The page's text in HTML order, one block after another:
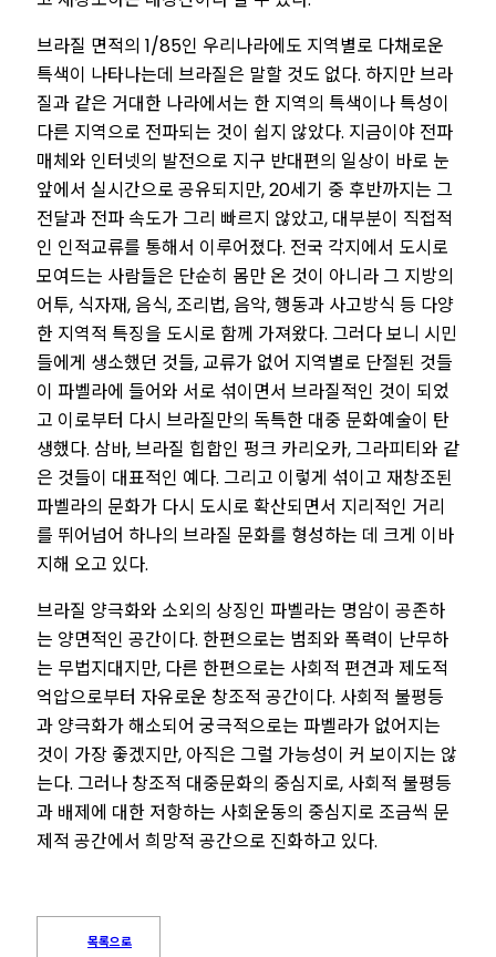
브라질 면적의 1/85인 우리나라에도 지역별로 다채로운
특색이 나타나는데 브라질은 말할 것도 없다. 하지만 브라
질과 같은 거대한 나라에서는 한 지역의 특색이나 특성이
다른 지역으로 전파되는 것이 쉽지 않았다. 지금이야 전파
매체와 인터넷의 발전으로 지구 반대편의 일상이 바로 눈
앞에서 실시간으로 공유되지만, 20세기 중 후반까지는 그
전달과 전파 속도가 그리 빠르지 않았고, 대부분이 직접적
인 인적교류를 통해서 이루어졌다. 전국 각지에서 도시로
모여드는 사람들은 단순히 몸만 온 것이 아니라 그 지방의
어투, 식자재, 음식, 조리법, 음악, 행동과 사고방식 등 다양
한 지역적 특징을 도시로 함께 가져왔다. 그러다 보니 시민
들에게 생소했던 것들, 교류가 없어 지역별로 단절된 것들
이 파벨라에 들어와 서로 섞이면서 브라질적인 것이 되었
고 이로부터 다시 브라질만의 독특한 대중 문화예술이 탄
생했다. 삼바, 브라질 힙합인 펑크 카리오카, 그라피티와 같
은 것들이 대표적인 예다. 그리고 이렇게 섞이고 재창조된
파벨라의 문화가 다시 도시로 확산되면서 지리적인 거리
를 뛰어넘어 하나의 브라질 문화를 형성하는 데 크게 이바
지해 오고 있다.
브라질 양극화와 소외의 상징인 파벨라는 명암이 공존하
는 양면적인 공간이다. 한편으로는 범죄와 폭력이 난무하
는 무법지대지만, 다른 한편으로는 사회적 편견과 제도적
억압으로부터 자유로운 창조적 공간이다. 사회적 불평등
과 양극화가 해소되어 궁극적으로는 파벨라가 없어지는
것이 가장 좋겠지만, 아직은 그럴 가능성이 커 보이지는 않
는다. 그러나 창조적 대중문화의 중심지로, 사회적 불평등
과 배제에 대한 저항하는 사회운동의 중심지로 조금씩 문
제적 공간에서 희망적 공간으로 진화하고 있다.
목록으로